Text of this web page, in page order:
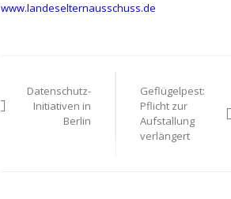
www.landeselternausschuss.de
Datenschutz-
Initiativen in
Berlin
Geflügelpest:
Pflicht zur
Aufstallung
verlängert